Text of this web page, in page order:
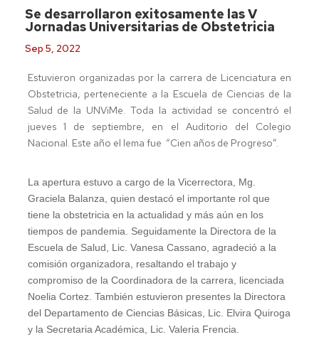
Se desarrollaron exitosamente las V
Jornadas Universitarias de Obstetricia
Sep 5, 2022
Estuvieron organizadas por la carrera de Licenciatura en
Obstetricia, perteneciente a la Escuela de Ciencias de la
Salud de la UNViMe.Toda la actividad se concentró el
jueves 1 de septiembre, en el Auditorio del Colegio
Nacional. Este año el lema fue “Cien años de Progreso”.
La apertura estuvo a cargo de la Vicerrectora, Mg.
Graciela Balanza, quien destacó el importante rol que
tiene la obstetricia en la actualidad y más aún en los
tiempos de pandemia. Seguidamente la Directora de la
Escuela de Salud, Lic. Vanesa Cassano, agradeció a la
comisión organizadora, resaltando el trabajo y
compromiso de la Coordinadora de la carrera, licenciada
Noelia Cortez. También estuvieron presentes la Directora
del Departamento de Ciencias Básicas, Lic. Elvira Quiroga
y la Secretaria Académica, Lic. Valeria Frencia.